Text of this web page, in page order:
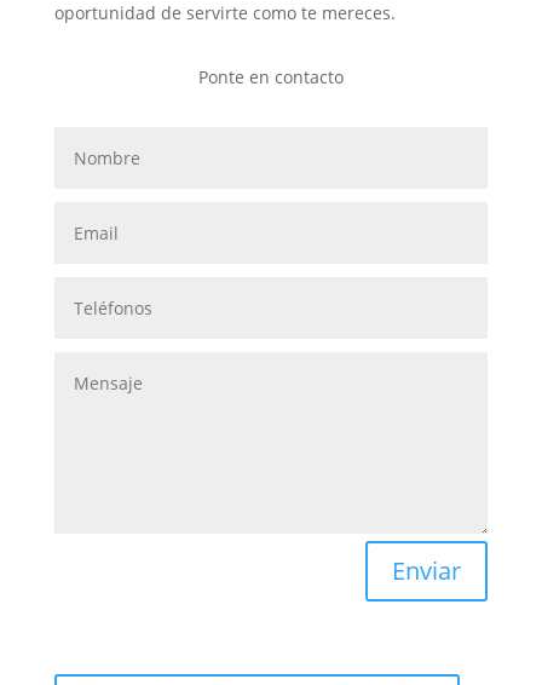
oportunidad de servirte como te mereces.
Ponte en contacto
Enviar